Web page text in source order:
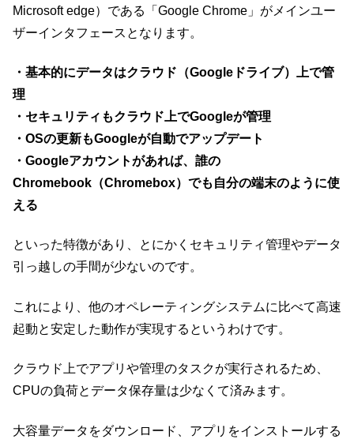
Microsoft edge）である「Google Chrome」がメインユー
ザーインタフェースとなります。
・基本的にデータはクラウド（Googleドライブ）上で管
理
・セキュリティもクラウド上でGoogleが管理
・OSの更新もGoogleが自動でアップデート
・Googleアカウントがあれば、誰の
Chromebook（Chromebox）でも自分の端末のように使
える
といった特徴があり、とにかくセキュリティ管理やデータ
引っ越しの手間が少ないのです。
これにより、他のオペレーティングシステムに比べて高速
起動と安定した動作が実現するというわけです。
クラウド上でアプリや管理のタスクが実行されるため、
CPUの負荷とデータ保存量は少なくて済みます。
大容量データをダウンロード、アプリをインストールする